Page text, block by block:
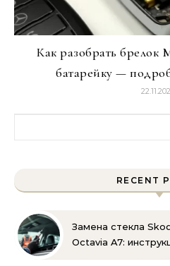
Как разобрать брелок
батарейку —
RECENT
Замена стекла
Octavia A7: